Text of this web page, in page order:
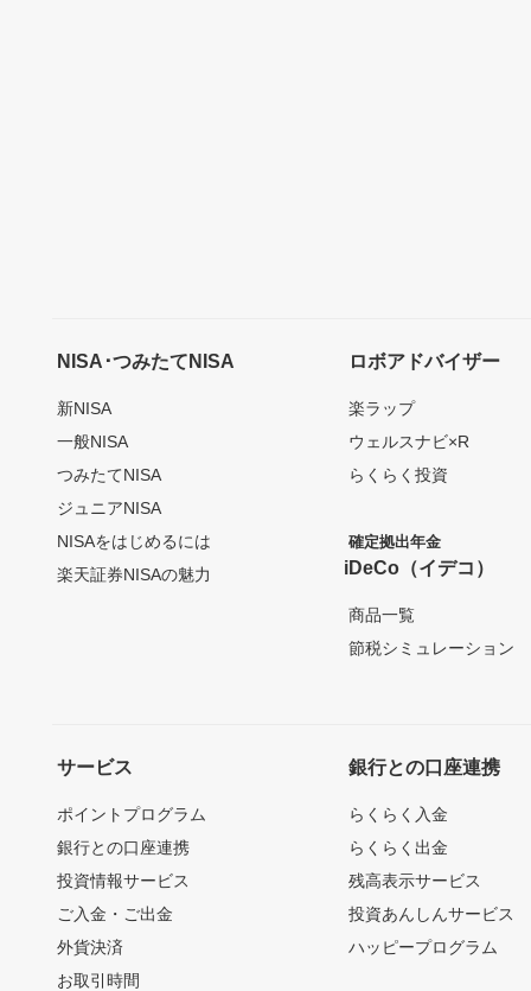
NISA･つみたてNISA
新NISA
一般NISA
つみたてNISA
ジュニアNISA
NISAをはじめるには
楽天証券NISAの魅力
ロボアドバイザー
楽ラップ
ウェルスナビ×R
らくらく投資
確定拠出年金
iDeCo（イデコ）
商品一覧
節税シミュレーション
サービス
ポイントプログラム
銀行との口座連携
投資情報サービス
ご入金・ご出金
外貨決済
お取引時間
銀行との口座連携
らくらく入金
らくらく出金
残高表示サービス
投資あんしんサービス
ハッピープログラム